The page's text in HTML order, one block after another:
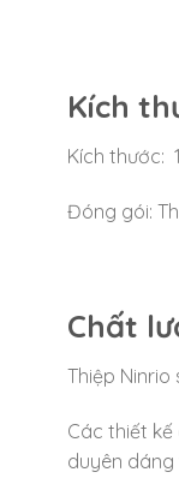
Kích
Kích thước:
Đóng gói:
Chất
Thiệp
Các thiết
duyên dáng